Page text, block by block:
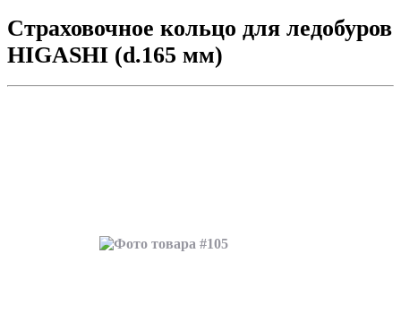
Страховочное кольцо для ледобуров
HIGASHI (d.165 мм)